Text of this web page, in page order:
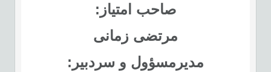
صاحب امتیاز:
مرتضی زمانی
مدیرمسؤول و سردبیر: